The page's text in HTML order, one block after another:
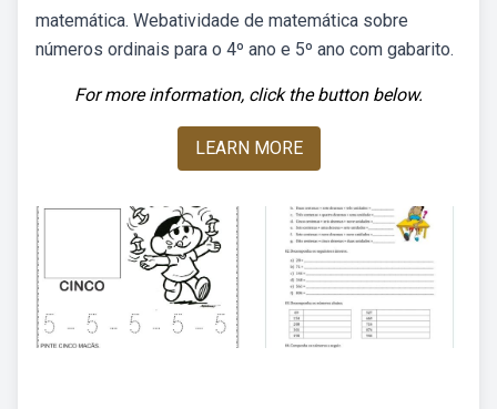
matemática. Webatividade de matemática sobre
números ordinais para o 4º ano e 5º ano com gabarito.
For more information, click the button below.
LEARN MORE